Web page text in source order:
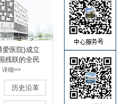
医院)成立
残联的全民
详细>>
历史沿革